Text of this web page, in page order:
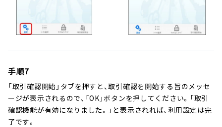
手順7
「取引確認開始」タブを押すと、取引確認を開始する旨のメッセ
ージが表示されるので、「OK」ボタンを押してください。「取引
確認機能が有効になりました。」と表示されれば、利用設定は完
了です。